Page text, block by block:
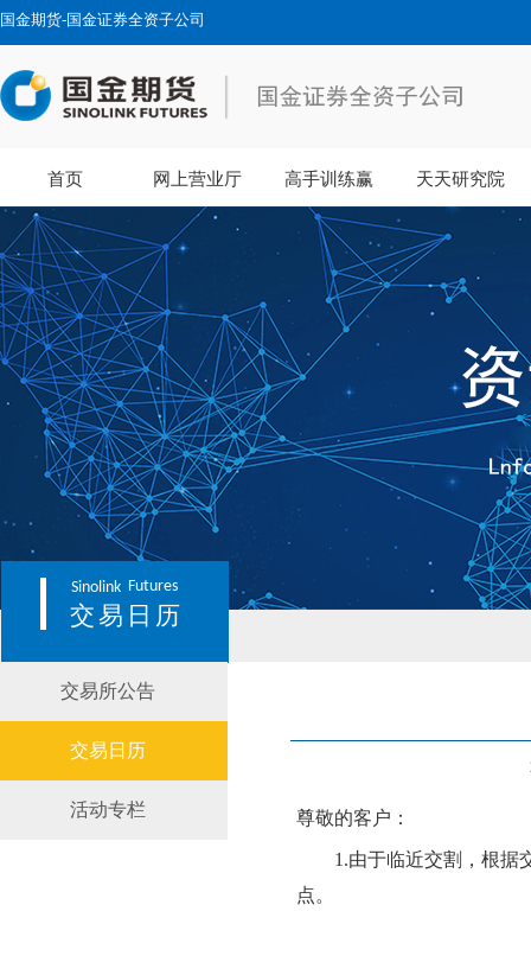
国金期货-国金证券全资子公司
首页 网上营业厅 高手训练赢 天天研究院
Sinolink Futures
交易日历
交易所公告
交易日历
活动专栏 尊敬的客户：
1.由于临近交割，根据
点。